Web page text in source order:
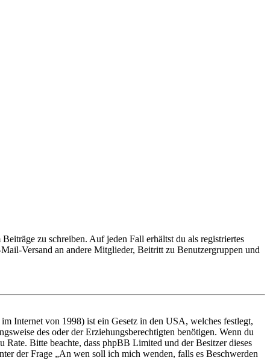
zu schreiben. Auf jeden Fall erhältst du als registriertes
Versand an andere Mitglieder, Beitritt zu Benutzergruppen und
Internet von 1998) ist ein Gesetz in den USA, welches festlegt,
des oder der Erziehungsberechtigten benötigen. Wenn du
Bitte beachte, dass phpBB Limited und der Besitzer dieses
der Frage „An wen soll ich mich wenden, falls es Beschwerden